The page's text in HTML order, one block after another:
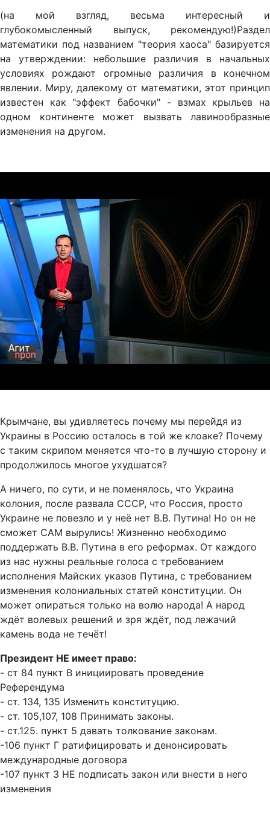
(на мой взгляд, весьма интересный и
глубокомысленный выпуск, рекомендую!)Раздел
математики под названием "теория хаоса" базируется
на утверждении: небольшие различия в начальных
условиях рождают огромные различия в конечном
явлении. Миру, далекому от математики, этот принцип
известен как "эффект бабочки" - взмах крыльев на
одном континенте может вызвать лавинообразные
изменения на другом.
Крымчане, вы удивляетесь почему мы перейдя из
Украины в Россию осталось в той же клоаке? Почему
с таким скрипом меняется что-то в лучшую сторону и
продолжилось многое ухудшатся?
А ничего, по сути, и не поменялось, что Украина
колония, после развала СССР, что Россия, просто
Украине не повезло и у неё нет В.В. Путина! Но он не
сможет САМ вырулись! Жизненно необходимо
поддержать В.В. Путина в его реформах. От каждого
из нас нужны реальные голоса с требованием
исполнения Майских указов Путина, с требованием
изменения колониальных статей конституции. Он
может опираться только на волю народа! А народ
ждёт волевых решений и зря ждёт, под лежачий
камень вода не течёт!
Президент НЕ имеет право:
- ст 84 пункт В инициировать проведение
Референдума
- ст. 134, 135 Изменить конституцию.
- ст. 105,107, 108 Принимать законы.
- ст.125. пункт 5 давать толкование законам.
-106 пункт Г ратифицировать и денонсировать
международные договора
-107 пункт 3 НЕ подписать закон или внести в него
изменения